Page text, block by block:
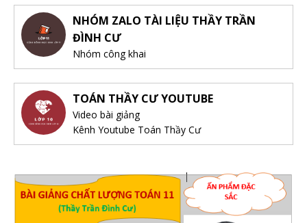
NHÓM ZALO TÀI LIỆU THẦY TRẦN
ĐÌNH CƯ
Nhóm công khai
TOÁN THẦY CƯ YOUTUBE
Video bài giảng
Kênh Youtube Toán Thầy Cư